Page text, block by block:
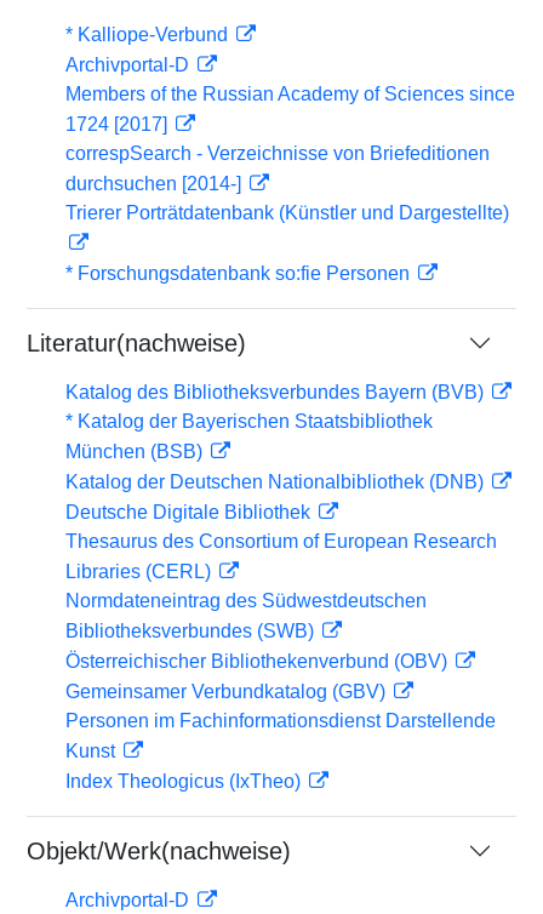
* Kalliope-Verbund
Archivportal-D
Members of the Russian Academy of Sciences since
1724 [2017]
correspSearch - Verzeichnisse von Briefeditionen
durchsuchen [2014-]
Trierer Porträtdatenbank (Künstler und Dargestellte)
* Forschungsdatenbank so:fie Personen
Literatur(nachweise)
Katalog des Bibliotheksverbundes Bayern (BVB)
* Katalog der Bayerischen Staatsbibliothek
München (BSB)
Katalog der Deutschen Nationalbibliothek (DNB)
Deutsche Digitale Bibliothek
Thesaurus des Consortium of European Research
Libraries (CERL)
Normdateneintrag des Südwestdeutschen
Bibliotheksverbundes (SWB)
Österreichischer Bibliothekenverbund (OBV)
Gemeinsamer Verbundkatalog (GBV)
Personen im Fachinformationsdienst Darstellende
Kunst
Index Theologicus (IxTheo)
Objekt/Werk(nachweise)
Archivportal-D